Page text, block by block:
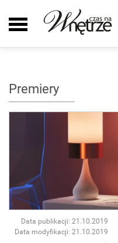
Premiery
Data publikacji: 21.10.2019
Data modyfikacji: 21.10.2019